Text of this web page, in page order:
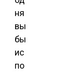
ня
вы
бы
ис
по